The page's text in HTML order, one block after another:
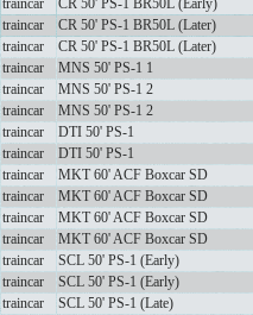
traincar
CR 50' PS-1 BR50L (Early)
traincar
CR 50' PS-1 BR50L (Later)
traincar
CR 50' PS-1 BR50L (Later)
traincar
MNS 50' PS-1 1
traincar
MNS 50' PS-1 2
traincar
MNS 50' PS-1 2
traincar
DTI 50' PS-1
traincar
DTI 50' PS-1
traincar
MKT 60' ACF Boxcar SD
traincar
MKT 60' ACF Boxcar SD
traincar
MKT 60' ACF Boxcar SD
traincar
MKT 60' ACF Boxcar SD
traincar
SCL 50' PS-1 (Early)
traincar
SCL 50' PS-1 (Early)
traincar
SCL 50' PS-1 (Late)